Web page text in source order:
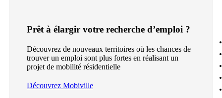
Prêt à élargir votre recherche d’emploi ?
Découvrez de nouveaux territoires où les chances de
trouver un emploi sont plus fortes en réalisant un
projet de mobilité résidentielle
Découvrez Mobiville